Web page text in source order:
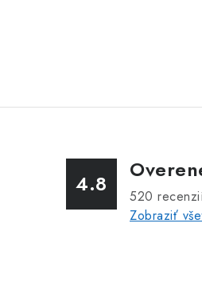
4.8 520
Zobraziť